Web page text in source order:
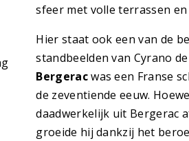
sfeer met volle terrassen
Hier staat ook een van de
standbeelden van Cyrano
Bergeracwas een Franse
de zeventiende eeuw.
daadwerkelijk uit Bergerac
groeide hij dankzij het